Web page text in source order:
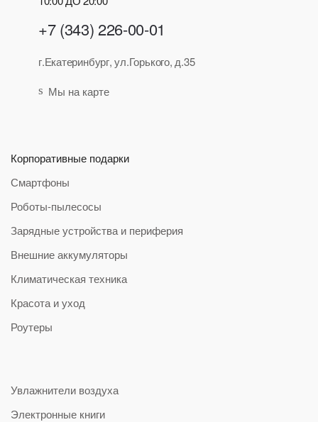
+7 (343) 226-00-01
г.Екатеринбург, ул.Горького, д.35
Мы на карте
Корпоративные подарки
Смартфоны
Роботы-пылесосы
Зарядные устройства и периферия
Внешние аккумуляторы
Климатическая техника
Красота и уход
Роутеры
Увлажнители воздуха
Электронные книги